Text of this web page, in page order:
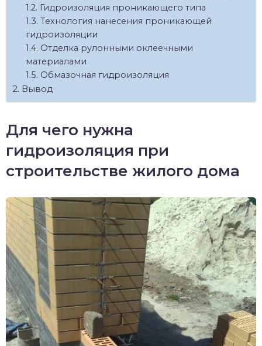
Гидроизоляция проникающего типа
Технология нанесения проникающей
гидроизоляции
Отделка рулонными оклеечными
материалами
Обмазочная гидроизоляция
Вывод
Для чего нужна
гидроизоляция при
строительстве жилого дома